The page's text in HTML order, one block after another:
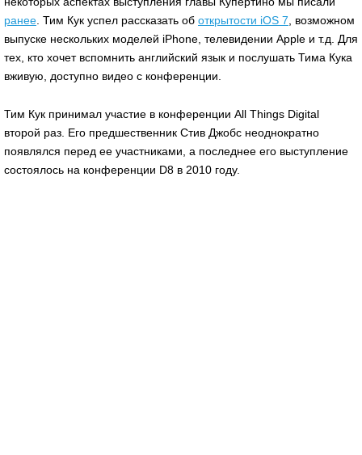
ранее . Тим Кук успел рассказать об открытости iOS 7 , возможном
выпуске нескольких моделей iPhone, телевидении Apple и т.д. Для
тех, кто хочет вспомнить английский язык и послушать Тима Кука
вживую, доступно видео с конференции.
Тим Кук принимал участие в конференции All Things Digital
второй раз. Его предшественник Стив Джобс неоднократно
появлялся перед ее участниками, а последнее его выступление
состоялось на конференции D8 в 2010 году.